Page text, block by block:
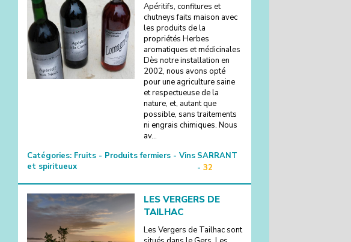
Apéritifs, confitures et
chutneys faits maison avec
les produits de la
propriétés Herbes
aromatiques et médicinales
Dès notre installation en
2002, nous avons opté
pour une agriculture saine
et respectueuse de la
nature, et, autant que
possible, sans traitements
ni engrais chimiques. Nous
av...
Catégories: Fruits - Produits fermiers - Vins
et spiritueux
SARRANT
- 32
LES VERGERS DE
TAILHAC
Les Vergers de Tailhac sont